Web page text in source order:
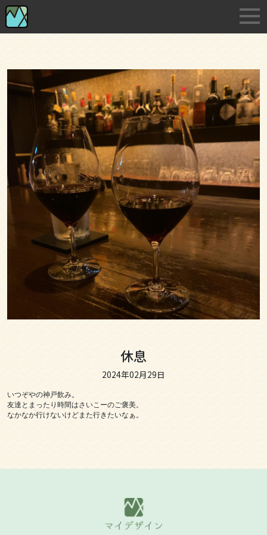
Skip
to
the
淡路島の小さな印刷・デザイン事務所です
休息
2024年02月29日
いつぞやの神戸飲み。
友達とまったり時間はさいこーのご褒美。
なかなか行けないけどまた行きたいなぁ。